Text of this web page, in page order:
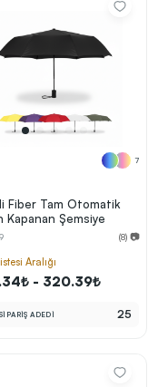
7
Fiber Tam Otomatik
Kapanan Şemsiye
(8) 📷
Aralığı
- 320.39₺
ADEDİ 25